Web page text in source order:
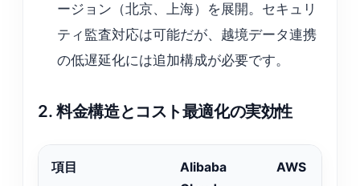
ージョン（北京、上海）を展開。セキュリ
ティ監査対応は可能だが、越境データ連携
の低遅延化には追加構成が必要です。
2. 料金構造とコスト最適化の実効性
項目
Alibaba
AWS